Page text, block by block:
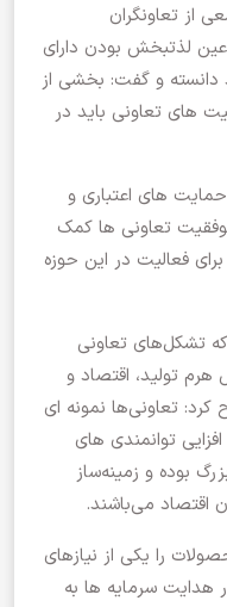
از تعاونگران
لذتبخش بودن دارای
و گفت: بخشی از
های تعاونی باید در
های اعتباری و
تعاونی ها کمک
فعالیت در این حوزه
تشکل‌های تعاونی
هرم تولید، اقتصاد و
کرد: تعاونی‌ها نمونه ای
توانمندی های
بوده و زمینه‌ساز
اقتصاد می‌باشند.
را یکی از نیازهای
سرمایه ها به